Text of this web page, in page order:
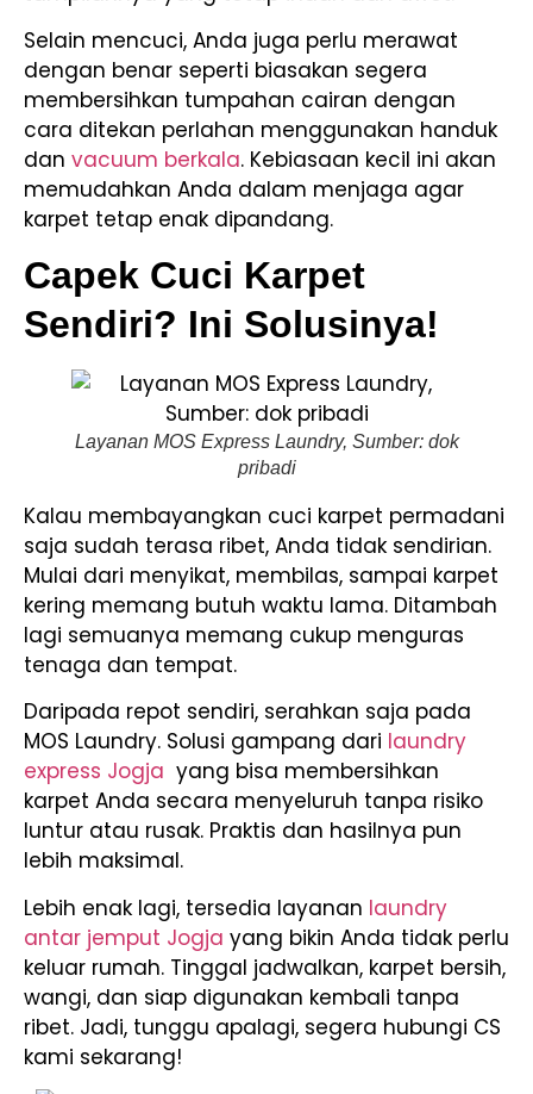
Selain mencuci, Anda juga perlu merawat
dengan benar seperti biasakan segera
membersihkan tumpahan cairan dengan
cara ditekan perlahan menggunakan handuk
dan vacuum berkala. Kebiasaan kecil ini akan
memudahkan Anda dalam menjaga agar
karpet tetap enak dipandang.
Capek Cuci Karpet
Sendiri? Ini Solusinya!
Layanan MOS Express Laundry, Sumber: dok
pribadi
Kalau membayangkan cuci karpet permadani
saja sudah terasa ribet, Anda tidak sendirian.
Mulai dari menyikat, membilas, sampai karpet
kering memang butuh waktu lama. Ditambah
lagi semuanya memang cukup menguras
tenaga dan tempat.
Daripada repot sendiri, serahkan saja pada
MOS Laundry. Solusi gampang dari laundry
express Jogja yang bisa membersihkan
karpet Anda secara menyeluruh tanpa risiko
luntur atau rusak. Praktis dan hasilnya pun
lebih maksimal.
Lebih enak lagi, tersedia layanan laundry
antar jemput Jogja yang bikin Anda tidak perlu
keluar rumah. Tinggal jadwalkan, karpet bersih,
wangi, dan siap digunakan kembali tanpa
ribet. Jadi, tunggu apalagi, segera hubungi CS
kami sekarang!